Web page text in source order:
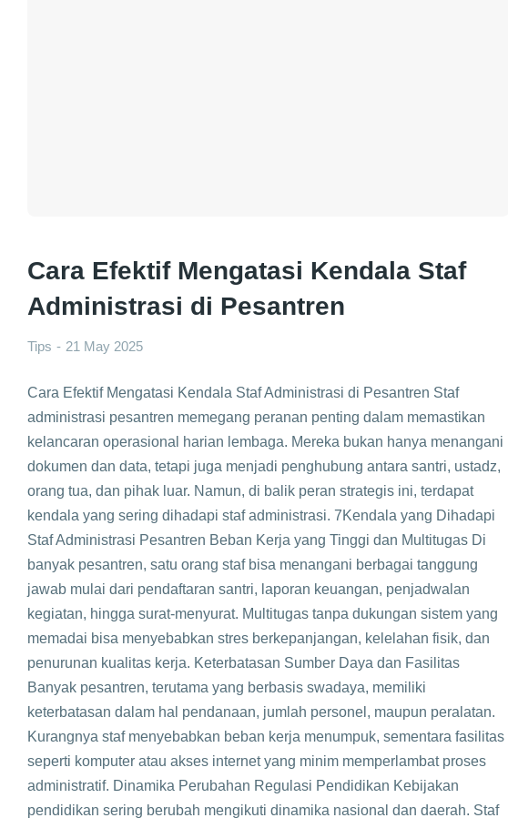
Cara Efektif Mengatasi Kendala Staf
Administrasi di Pesantren
Tips 21 May 2025
Cara Efektif Mengatasi Kendala Staf Administrasi di Pesantren Staf
administrasi pesantren memegang peranan penting dalam memastikan
kelancaran operasional harian lembaga. Mereka bukan hanya menangani
dokumen dan data, tetapi juga menjadi penghubung antara santri, ustadz,
orang tua, dan pihak luar. Namun, di balik peran strategis ini, terdapat
kendala yang sering dihadapi staf administrasi. 7Kendala yang Dihadapi
Staf Administrasi Pesantren Beban Kerja yang Tinggi dan Multitugas Di
banyak pesantren, satu orang staf bisa menangani berbagai tanggung
jawab mulai dari pendaftaran santri, laporan keuangan, penjadwalan
kegiatan, hingga surat-menyurat. Multitugas tanpa dukungan sistem yang
memadai bisa menyebabkan stres berkepanjangan, kelelahan fisik, dan
penurunan kualitas kerja. Keterbatasan Sumber Daya dan Fasilitas
Banyak pesantren, terutama yang berbasis swadaya, memiliki
keterbatasan dalam hal pendanaan, jumlah personel, maupun peralatan.
Kurangnya staf menyebabkan beban kerja menumpuk, sementara fasilitas
seperti komputer atau akses internet yang minim memperlambat proses
administratif. Dinamika Perubahan Regulasi Pendidikan Kebijakan
pendidikan sering berubah mengikuti dinamika nasional dan daerah. Staf